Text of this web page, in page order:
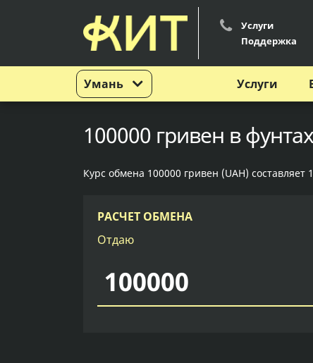
Умань
Услуги
Поддержка
Услуги
100000 гривен в
Курс обмена 100000 гривен (UAH) составляет
РАСЧЕТ ОБМЕНА
Отдаю